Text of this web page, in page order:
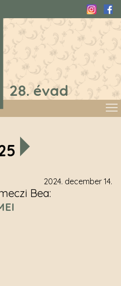
28. évad
2024. december 14.
Bea